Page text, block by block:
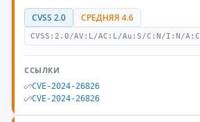
CVSS 2.0 СРЕДНЯЯ 4.6
CVSS:2.0/AV:L/AC:L/Au:S/C:N/I:N/A:C
ССЫЛКИ
CVE-2024-26826
CVE-2024-26826